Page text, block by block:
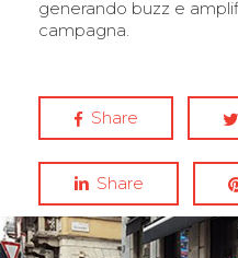
generando buzz e
campagna.
Share
Share